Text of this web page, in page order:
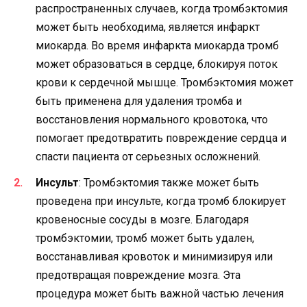
распространенных случаев, когда тромбэктомия
может быть необходима, является инфаркт
миокарда. Во время инфаркта миокарда тромб
может образоваться в сердце, блокируя поток
крови к сердечной мышце. Тромбэктомия может
быть применена для удаления тромба и
восстановления нормального кровотока, что
помогает предотвратить повреждение сердца и
спасти пациента от серьезных осложнений.
Инсульт: Тромбэктомия также может быть
проведена при инсульте, когда тромб блокирует
кровеносные сосуды в мозге. Благодаря
тромбэктомии, тромб может быть удален,
восстанавливая кровоток и минимизируя или
предотвращая повреждение мозга. Эта
процедура может быть важной частью лечения